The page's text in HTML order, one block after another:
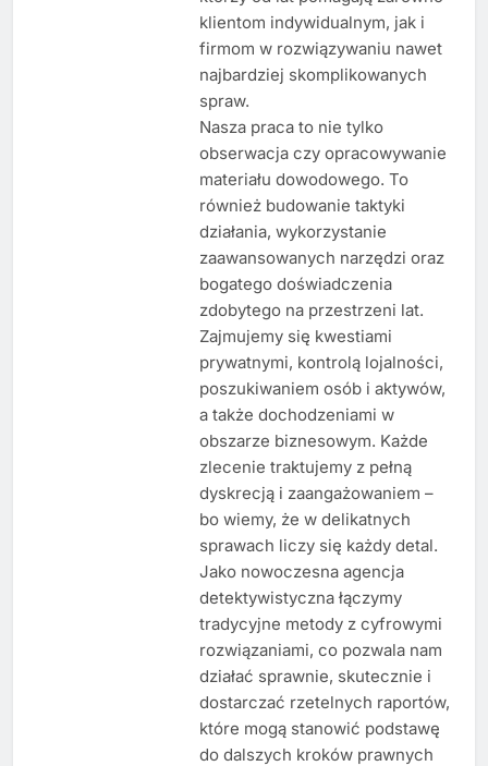
klientom indywidualnym, jak i
firmom w rozwiązywaniu nawet
najbardziej skomplikowanych
spraw.
Nasza praca to nie tylko
obserwacja czy opracowywanie
materiału dowodowego. To
również budowanie taktyki
działania, wykorzystanie
zaawansowanych narzędzi oraz
bogatego doświadczenia
zdobytego na przestrzeni lat.
Zajmujemy się kwestiami
prywatnymi, kontrolą lojalności,
poszukiwaniem osób i aktywów,
a także dochodzeniami w
obszarze biznesowym. Każde
zlecenie traktujemy z pełną
dyskrecją i zaangażowaniem –
bo wiemy, że w delikatnych
sprawach liczy się każdy detal.
Jako nowoczesna agencja
detektywistyczna łączymy
tradycyjne metody z cyfrowymi
rozwiązaniami, co pozwala nam
działać sprawnie, skutecznie i
dostarczać rzetelnych raportów,
które mogą stanowić podstawę
do dalszych kroków prawnych